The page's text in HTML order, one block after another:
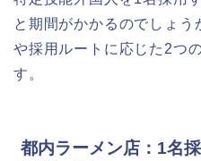
と期間がかかるのでしょう
や採用ルートに応じた2つ
す。
都内ラーメン店：1名